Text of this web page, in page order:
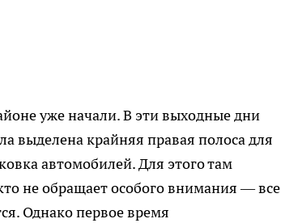
уже начали. В эти выходные дни
выделена крайняя правая полоса для
автомобилей. Для этого там
не обращает особого внимания — все
Однако первое время